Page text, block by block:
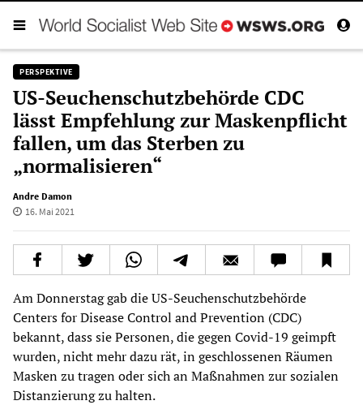
PERSPEKTIVE
US-Seuchenschutzbehörde CDC
lässt Empfehlung zur Maskenpflicht
fallen, um das Sterben zu
„normalisieren“
Andre Damon
16. Mai 2021
Am Donnerstag gab die US-Seuchenschutzbehörde
Centers for Disease Control and Prevention (CDC)
bekannt, dass sie Personen, die gegen Covid-19 geimpft
wurden, nicht mehr dazu rät, in geschlossenen Räumen
Masken zu tragen oder sich an Maßnahmen zur sozialen
Distanzierung zu halten.